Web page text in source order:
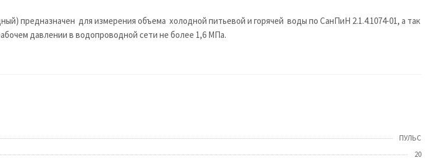
предназначен для измерения объема холодной питьевой и горячей воды по СанПиН 2.1.4.1074-01, а так
давлении в водопроводной сети не более 1,6 МПа.
ПУЛЬС
20